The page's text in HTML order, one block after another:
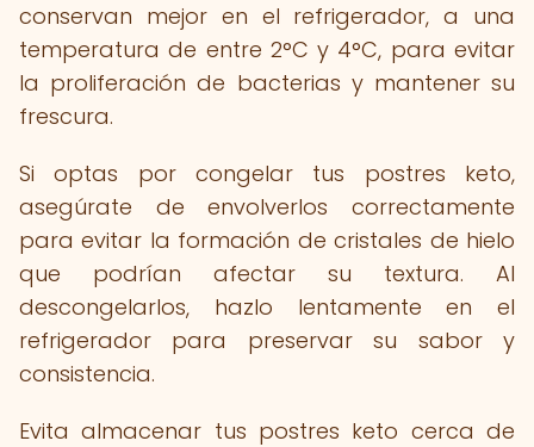
conservan mejor en el refrigerador, a una
temperatura de entre 2°C y 4°C, para evitar
la proliferación de bacterias y mantener su
frescura.
Si optas por congelar tus postres keto,
asegúrate de envolverlos correctamente
para evitar la formación de cristales de hielo
que podrían afectar su textura. Al
descongelarlos, hazlo lentamente en el
refrigerador para preservar su sabor y
consistencia.
Evita almacenar tus postres keto cerca de